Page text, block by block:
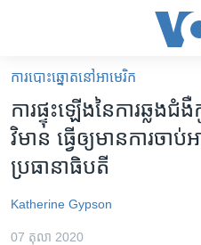
គេហទំព័រ​
ទាក់ទង
រំលង​
និង​
ចូល​
ទំព័រ​
ព័ត៌មាន​​
អន្តរជាតិ
ការបោះឆ្នោតនៅអាមេរិក
ការ​ផ្ទុះ​ឡើង​នៃ​ការ​ឆ្លង​
វិមាន​ ធ្វើ​ឲ្យ​មាន​ការ​ចា
ប្រធានាធិបតី
Katherine Gypson
07 តុលា 2020